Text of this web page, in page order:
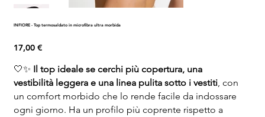
INFIORE - Top termosaldato in microfibra ultra morbida
Prezzo
17,00 €
🤍✨ Il top ideale se cerchi più copertura, una
vestibilità leggera e una linea pulita sotto i vestiti, con
un comfort morbido che lo rende facile da indossare
ogni giorno. Ha un profilo più coprente rispetto a